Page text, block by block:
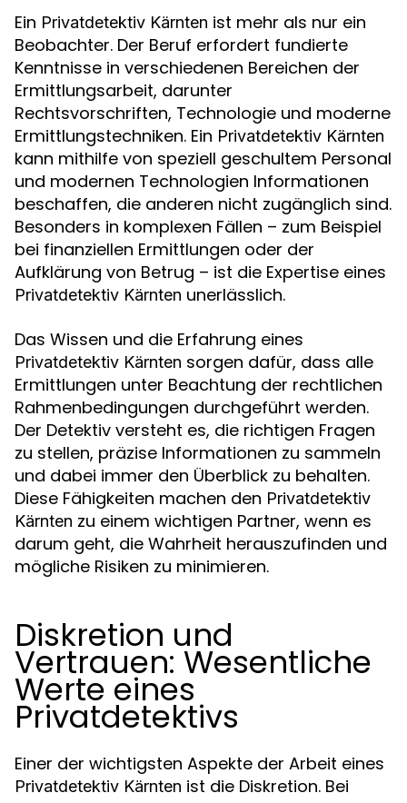
Ein Privatdetektiv Kärnten ist mehr als nur ein
Beobachter. Der Beruf erfordert fundierte
Kenntnisse in verschiedenen Bereichen der
Ermittlungsarbeit, darunter
Rechtsvorschriften, Technologie und moderne
Ermittlungstechniken. Ein Privatdetektiv Kärnten
kann mithilfe von speziell geschultem Personal
und modernen Technologien Informationen
beschaffen, die anderen nicht zugänglich sind.
Besonders in komplexen Fällen – zum Beispiel
bei finanziellen Ermittlungen oder der
Aufklärung von Betrug – ist die Expertise eines
Privatdetektiv Kärnten unerlässlich.
Das Wissen und die Erfahrung eines
Privatdetektiv Kärnten sorgen dafür, dass alle
Ermittlungen unter Beachtung der rechtlichen
Rahmenbedingungen durchgeführt werden.
Der Detektiv versteht es, die richtigen Fragen
zu stellen, präzise Informationen zu sammeln
und dabei immer den Überblick zu behalten.
Diese Fähigkeiten machen den Privatdetektiv
Kärnten zu einem wichtigen Partner, wenn es
darum geht, die Wahrheit herauszufinden und
mögliche Risiken zu minimieren.
Diskretion und
Vertrauen: Wesentliche
Werte eines
Privatdetektivs
Einer der wichtigsten Aspekte der Arbeit eines
Privatdetektiv Kärnten ist die Diskretion. Bei